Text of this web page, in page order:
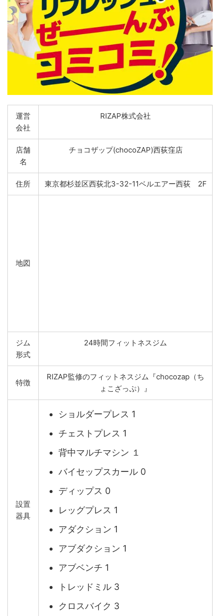
運営
会社
RIZAP株式会社
店舗
名
チョコザップ(chocoZAP)西荻窪店
住所 東京都杉並区西荻北3-32-11ベルエアー西荻 2F
地図
ジム
形式
24時間フィットネスジム
特徴
RIZAP監修のフィットネスジム『chocozap（ち
ょこざっぷ）』
設置
器具
ショルダープレス 1
チェストプレス 1
背中マルチマシン １
バイセップスカール 0
ディップス 0
レッグプレス 1
アダクション 1
アブダクション 1
アブベンチ 1
トレッドミル 3
クロスバイク 3